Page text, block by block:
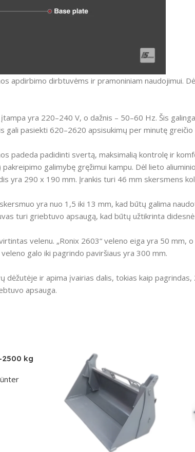
apdirbimo dirbtuvėms ir pramoniniam naudojimui.
yra 220–240 V, o dažnis – 50–60 Hz. Šis
gali pasiekti 620–2620 apsisukimų per minutę greičio
padeda padidinti svertą, maksimalią kontrolę ir
galimybę gręžimui kampu. Dėl lieto
yra 290 x 190 mm. Įrankis turi 46 mm skersmens
yra nuo 1,5 iki 13 mm, kad būtų galima
turi griebtuvo apsaugą, kad būtų užtikrinta
velenu. „Ronix 2603“ veleno eiga yra 50 mm,
galo iki pagrindo paviršiaus yra 300 mm.
dėžutėje ir apima įvairias dalis, tokias kaip
apsauga.
kg